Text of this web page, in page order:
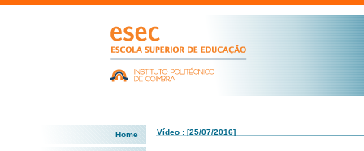
Home Vídeo : [25/07/2016]